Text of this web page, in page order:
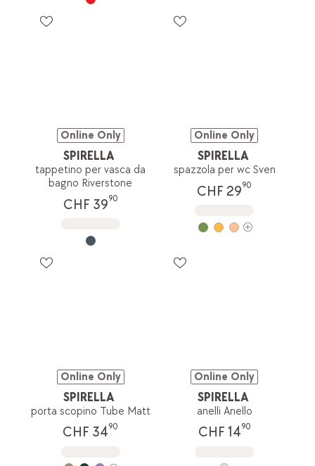
Online Only
SPIRELLA
tappetino per vasca da
bagno Riverstone
CHF 3990
Online Only
SPIRELLA
spazzola per wc Sven
CHF 2990
Online Only
SPIRELLA
porta scopino Tube Matt
CHF 3490
Online Only
SPIRELLA
anelli Anello
CHF 1490